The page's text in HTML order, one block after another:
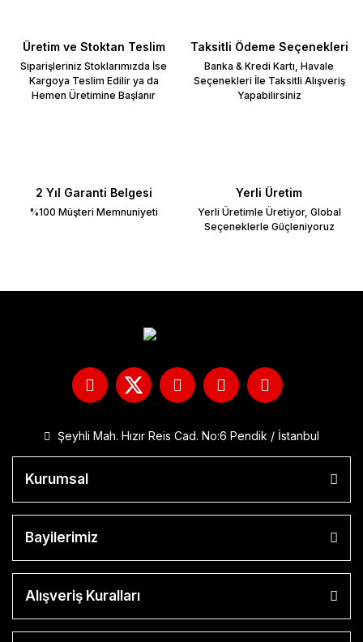
Üretim ve Stoktan Teslim
Siparişleriniz Stoklarımızda İse
Kargoya Teslim Edilir ya da
Hemen Üretimine Başlanır
Taksitli Ödeme Seçenekleri
Banka & Kredi Kartı, Havale
Seçenekleri İle Taksitli Alışveriş
Yapabilirsiniz
2 Yıl Garanti Belgesi
%100 Müşteri Memnuniyeti
Yerli Üretim
Yerli Üretimle Üretiyor, Global
Seçeneklerle Güçleniyoruz
Şeyhli Mah. Hızır Reis Cad. No:6 Pendik / İstanbul
Kurumsal
Bayilerimiz
Alışveriş Kuralları